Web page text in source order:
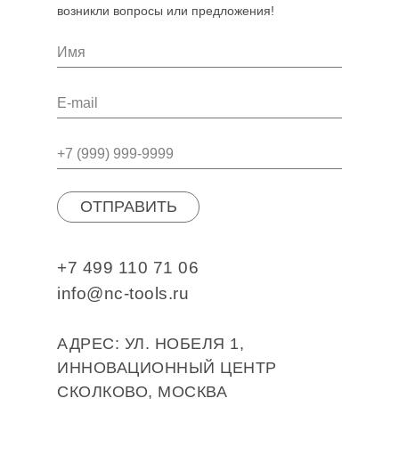
возникли вопросы или предложения!
+7 499 110 71 06
info@nc-tools.ru
АДРЕС: УЛ. НОБЕЛЯ 1,
ИННОВАЦИОННЫЙ ЦЕНТР
СКОЛКОВО, МОСКВА
ОТПРАВИТЬ